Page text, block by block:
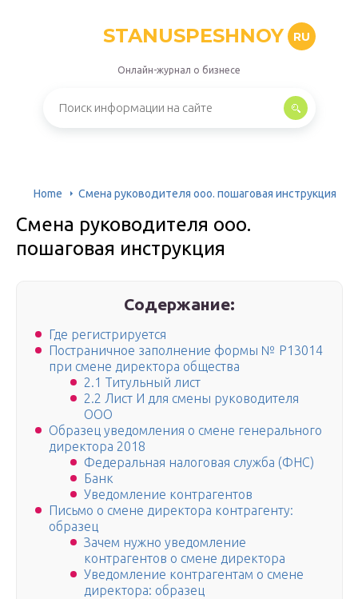
STANUSPESHNOY RU
Онлайн-журнал о бизнесе
Home Смена руководителя ооо. пошаговая инструкция
Смена руководителя ооо.
пошаговая инструкция
Содержание:
Где регистрируется
Постраничное заполнение формы № Р13014
при смене директора общества
2.1 Титульный лист
2.2 Лист И для смены руководителя
ООО
Образец уведомления о смене генерального
директора 2018
Федеральная налоговая служба (ФНС)
Банк
Уведомление контрагентов
Письмо о смене директора контрагенту:
образец
Зачем нужно уведомление
контрагентов о смене директора
Уведомление контрагентам о смене
директора: образец